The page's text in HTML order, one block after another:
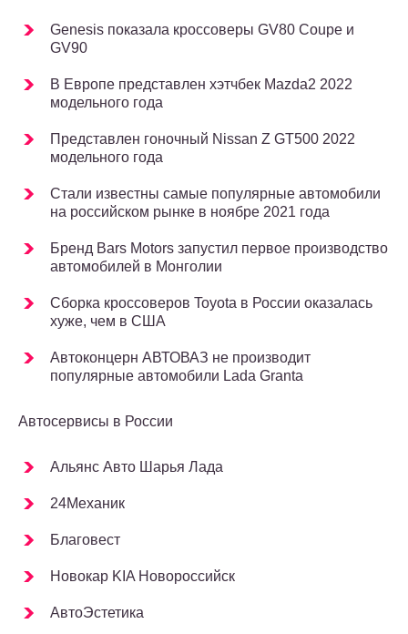
Genesis показала кроссоверы GV80 Coupe и
GV90
В Европе представлен хэтчбек Mazda2 2022
модельного года
Представлен гоночный Nissan Z GT500 2022
модельного года
Стали известны самые популярные автомобили
на российском рынке в ноябре 2021 года
Бренд Bars Motors запустил первое производство
автомобилей в Монголии
Сборка кроссоверов Toyota в России оказалась
хуже, чем в США
Автоконцерн АВТОВАЗ не производит
популярные автомобили Lada Granta
Автосервисы в России
Альянс Авто Шарья Лада
24Механик
Благовест
Новокар KIA Новороссийск
АвтоЭстетика